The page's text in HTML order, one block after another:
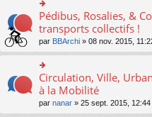
ré
c
e
nt
le
pl
u
s
c
nt
n
o
n
lu
le
pl
u
s
ré
e
g
e
n
o
n
lu
le
pl
u
m
e
s
a
e
n
o
n
ult
er
le
m
e
s
s
a
g
e
o
n
ult
er
le
m
e
s
Pédibus, Rosalies, &
transports collectifs !
par BBArchi » 08 nov. 2015,
o
n
ult
Circulation, Ville,
à la Mobilité
par nanar » 25 sept. 2015, 12:44